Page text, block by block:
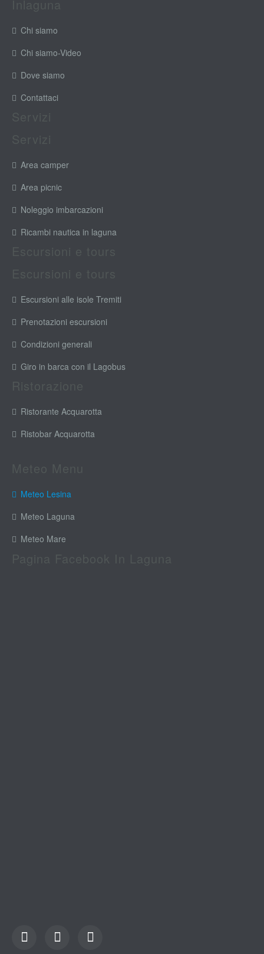
Chi siamo
Chi siamo-Video
Dove siamo
Contattaci
Area camper
Area picnic
Noleggio imbarcazioni
Ricambi nautica in laguna
Escursioni alle isole Tremiti
Prenotazioni escursioni
Condizioni generali
Giro in barca con il Lagobus
Ristorante Acquarotta
Ristobar Acquarotta
Meteo Lesina
Meteo Laguna
Meteo Mare